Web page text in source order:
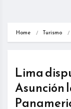
Home Turismo
Lima
Asunción